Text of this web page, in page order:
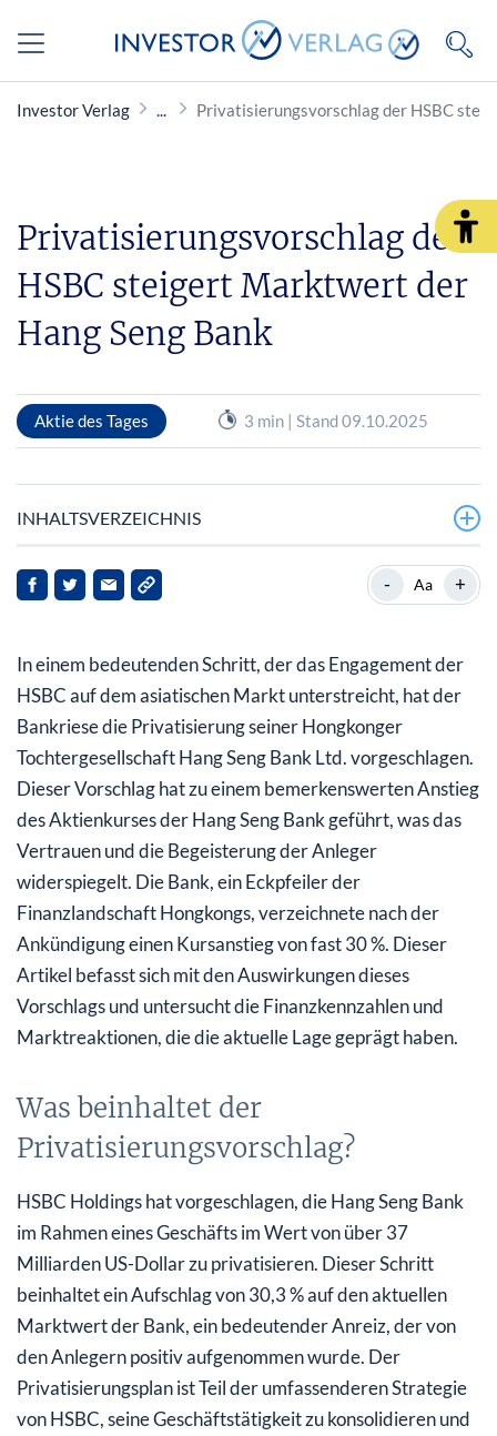
Investor Verlag Privatisierungsvorschlag der HSBC
Privatisierungsvorschlag der
HSBC steigert Marktwert der
Hang Seng Bank
Aktie des Tages 3 min | Stand 09.10.2025
INHALTSVERZEICHNIS
Was beinhaltet der Privatisierungsvorschlag?
Welche finanziellen Auswirkungen hat die
Privatisierung?
Ist die Aktie der Hang Seng Bank über- oder
unterbewertet?
Ausblick: Was sollten Stakeholder und Anleger
- Aa +
In einem bedeutenden Schritt, der das Engagement der
HSBC auf dem asiatischen Markt unterstreicht, hat der
Bankriese die Privatisierung seiner Hongkonger
Tochtergesellschaft Hang Seng Bank Ltd. vorgeschlagen.
Dieser Vorschlag hat zu einem bemerkenswerten Anstieg
des Aktienkurses der Hang Seng Bank geführt, was das
Vertrauen und die Begeisterung der Anleger
widerspiegelt. Die Bank, ein Eckpfeiler der
Finanzlandschaft Hongkongs, verzeichnete nach der
Ankündigung einen Kursanstieg von fast 30 %. Dieser
Artikel befasst sich mit den Auswirkungen dieses
Vorschlags und untersucht die Finanzkennzahlen und
Marktreaktionen, die die aktuelle Lage geprägt haben.
Was beinhaltet der
Privatisierungsvorschlag?
HSBC Holdings hat vorgeschlagen, die Hang Seng Bank
im Rahmen eines Geschäfts im Wert von über 37
Milliarden US-Dollar zu privatisieren. Dieser Schritt
beinhaltet ein Aufschlag von 30,3 % auf den aktuellen
Marktwert der Bank, ein bedeutender Anreiz, der von
den Anlegern positiv aufgenommen wurde. Der
Privatisierungsplan ist Teil der umfassenderen Strategie
von HSBC, seine Geschäftstätigkeit zu konsolidieren und